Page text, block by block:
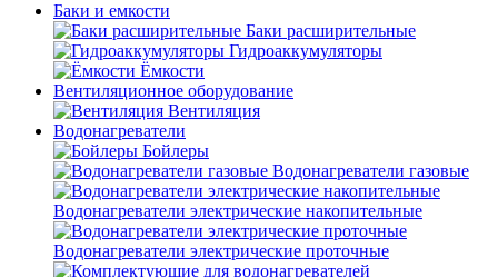
Баки и емкости
Баки расширительные
Гидроаккумуляторы
Ёмкости
Вентиляционное оборудование
Вентиляция
Водонагреватели
Бойлеры
Водонагреватели газовые
Водонагреватели электрические накопительные
Водонагреватели электрические проточные